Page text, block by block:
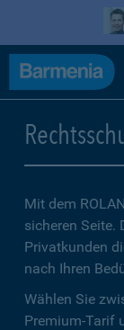
Mit dem
sicheren Seite.
Privatkunden
nach Ihren
Wählen Sie
Premium-Tarif